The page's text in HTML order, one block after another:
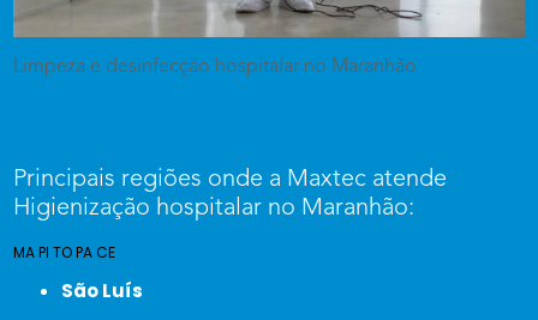
Limpeza e desinfecção hospitalar no Maranhão
Principais regiões onde a Maxtec atende
Higienização hospitalar no Maranhão:
MAPI TOPACE
São Luís